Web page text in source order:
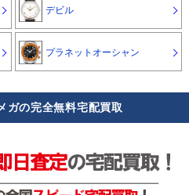
デビル
プラネットオーシャン
ガの完全無料宅配買取